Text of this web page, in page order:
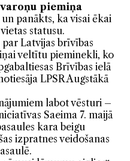
piemiņa
panākts, ka visai ēkai
statusu.
Latvijas brīvības
veltītu pieminekli, ko
Brīvības ielā
LPSR Augstākā
labot vēsturi –
Saeima 7. maijā
kara beigu
izpratnes veidošanas